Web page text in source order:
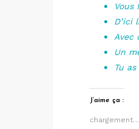
Vous
D’ici
Avec
Un
Tu
J’aime ça :
chargement…